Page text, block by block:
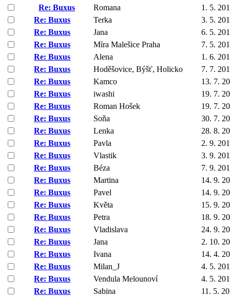
Re: Buxus
Romana
1. 5.
Re: Buxus
Terka
3. 5.
Re: Buxus
Jana
6. 5.
Re: Buxus
Míra Malešice Praha
7. 5.
Re: Buxus
Alena
1. 6.
Re: Buxus
Hoděšovice, Býšť, Holicko
7. 7.
Re: Buxus
Kamco
13. 7.
Re: Buxus
iwashi
19. 7.
Re: Buxus
Roman Hošek
19. 7.
Re: Buxus
Soňa
30. 7.
Re: Buxus
Lenka
28. 8.
Re: Buxus
Pavla
2. 9.
Re: Buxus
Vlastik
3. 9.
Re: Buxus
Béza
7. 9.
Re: Buxus
Martina
14. 9.
Re: Buxus
Pavel
14. 9.
Re: Buxus
Květa
15. 9.
Re: Buxus
Petra
18. 9.
Re: Buxus
Vladislava
24. 9.
Re: Buxus
Jana
2. 10.
Re: Buxus
Ivana
14. 4.
Re: Buxus
Milan_J
4. 5.
Re: Buxus
Vendula Melounoví
4. 5.
Re: Buxus
Sabina
11. 5.